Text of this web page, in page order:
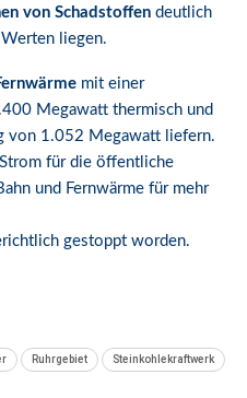
von Schadstoffen deutlich
liegen.
mit einer
Megawatt thermisch und
von 1.052 Megawatt liefern.
für die öffentliche
und Fernwärme für mehr
gestoppt worden.
Ruhrgebiet Steinkohlekraftwerk